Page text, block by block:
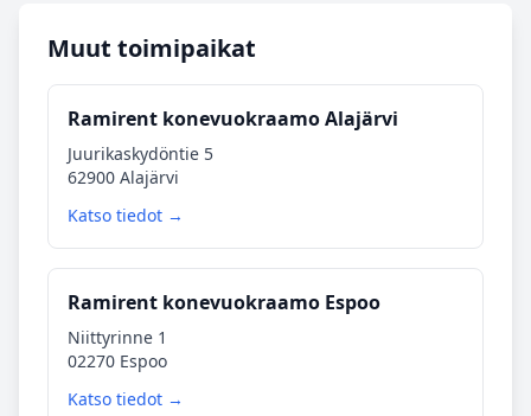
Muut toimipaikat
Ramirent konevuokraamo Alajärvi
Juurikaskydöntie 5
62900 Alajärvi
Katso tiedot →
Ramirent konevuokraamo Espoo
Niittyrinne 1
02270 Espoo
Katso tiedot →